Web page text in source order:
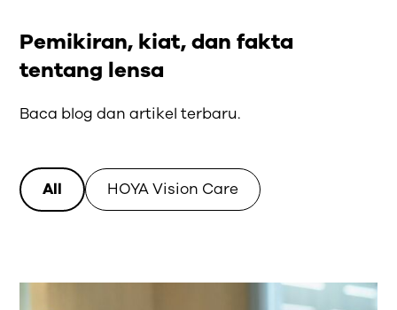
Pemikiran, kiat, dan fakta
tentang lensa
Baca blog dan artikel terbaru.
All HOYA Vision Care